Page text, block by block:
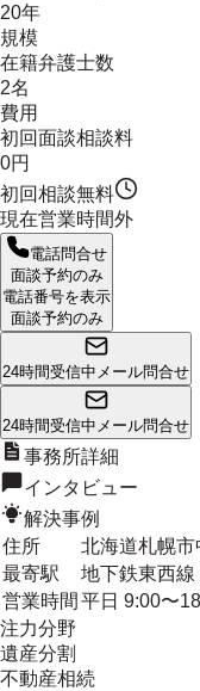
20年
規模
在籍弁護士数
2名
費用
初回面談相談料
0円
初回相談無料
現在営業時間外
電話問合せ
面談予約のみ
電話番号を表示
面談予約のみ
24時間受信中 メール問合せ
24時間受信中 メール問合せ
事務所詳細
インタビュー
解決事例
住所
北海道札幌
最寄駅
地下鉄東西
営業時間 平日 9:00〜
注力分野
遺産分割
不動産相続